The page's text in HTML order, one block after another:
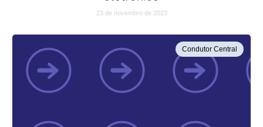
23 de novembro de 2023
Condutor Central